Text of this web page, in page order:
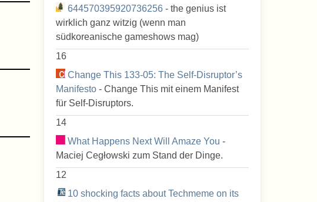
644570395920736256- the genius ist
wirklich ganz witzig (wenn man
südkoreanische gameshows mag)
16
Change This 133-05: The Self-Disruptor’s
Manifesto- Change This mit einem Manifest
für Self-Disruptors.
14
What Happens Next Will Amaze You -
Maciej Cegłowski zum Stand der Dinge.
12
10 shocking facts about Techmeme on its